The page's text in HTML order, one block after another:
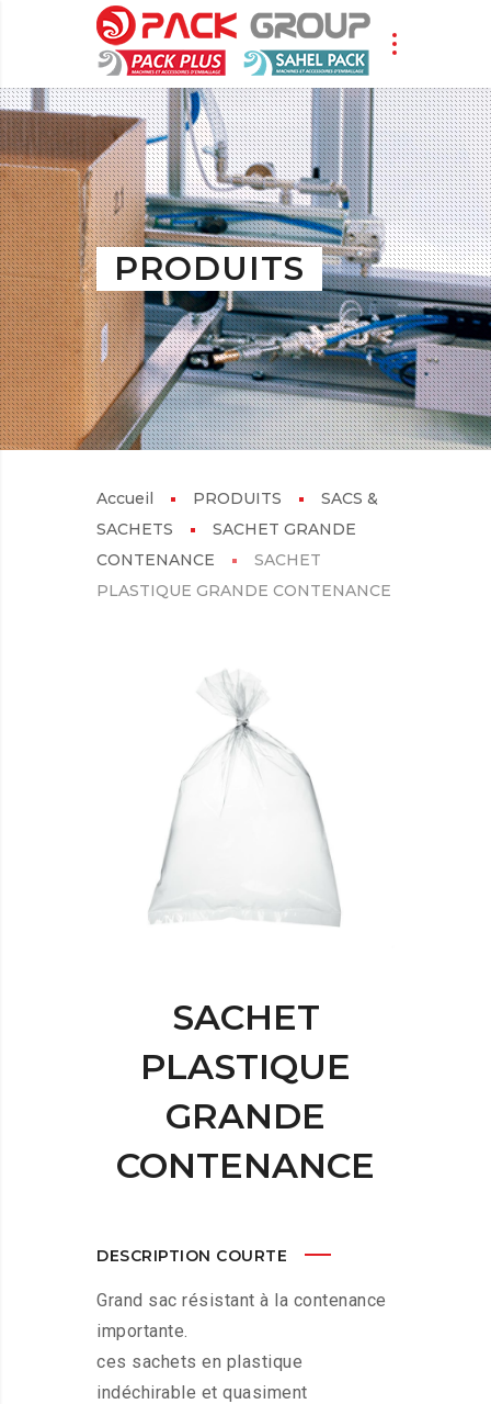
PRODUITS
Accueil PRODUITS
SACS &
SACHETS
SACHET GRANDE
CONTENANCE
SACHET
PLASTIQUE GRANDE CONTENANCE
SACHET
PLASTIQUE
GRANDE
CONTENANCE
DESCRIPTION COURTE
Grand sac résistant à la contenance
importante.
ces sachets en plastique
indéchirable et quasiment